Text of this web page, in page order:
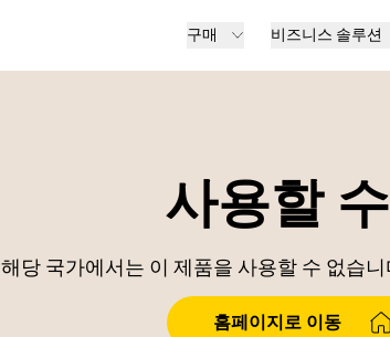
구매 비즈니스 솔루션
사용할
해당 국가에서는 이 제품을 사용할 수 없습
홈페이지로 이동